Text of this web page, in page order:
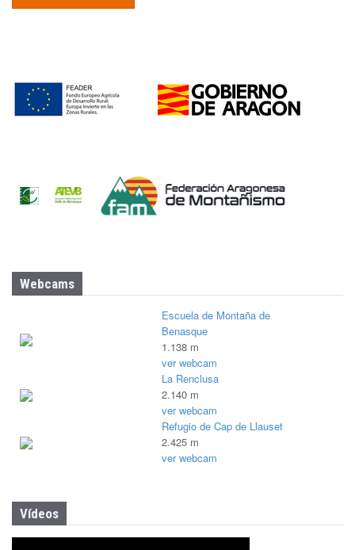
Webcams
Escuela de Montaña de
Benasque
1.138 m
ver webcam
La Renclusa
2.140 m
ver webcam
Refugio de Cap de Llauset
2.425 m
ver webcam
Vídeos